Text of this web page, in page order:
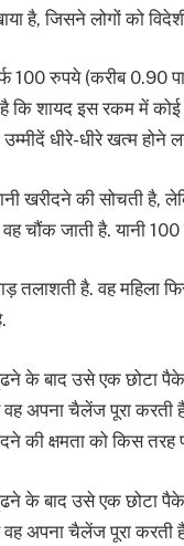
है, जिसने लोगों को
100 रुपये (करीब
कि शायद इस रकम में
धीरे-धीरे खत्म होने
खरीदने की सोचती है,
जाती है. यानी 100
तलाशती है. वह महिला
के बाद उसे एक छोटा
वह अपना चैलेंज पूरा
की क्षमता को किस तरह
के बाद उसे एक छोटा
वह अपना चैलेंज पूरा